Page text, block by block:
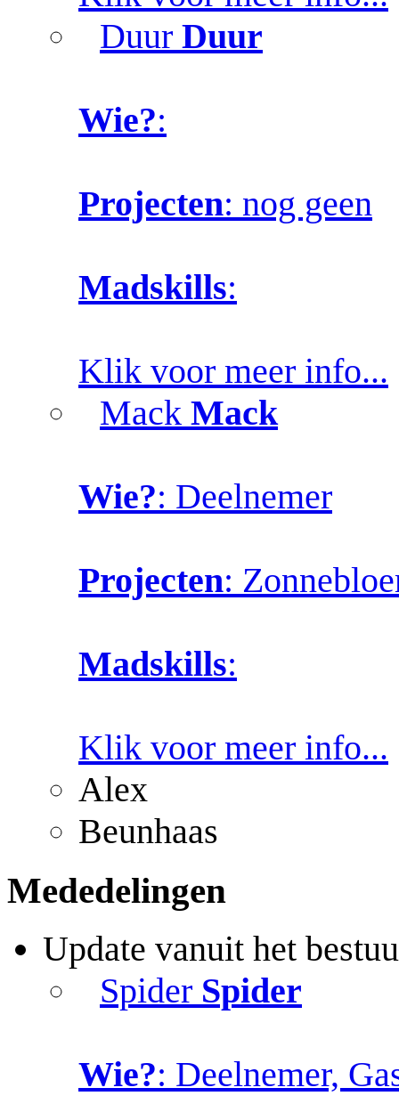
Duur Duur
Wie?:
Projecten: nog geen
Madskills:
Klik voor meer info...
Mack Mack
Wie?: Deelnemer
Projecten:
Madskills:
Klik voor meer info...
Alex
Beunhaas
Mededelingen
Update vanuit het
Spider Spider
Wie?: Deelnemer,